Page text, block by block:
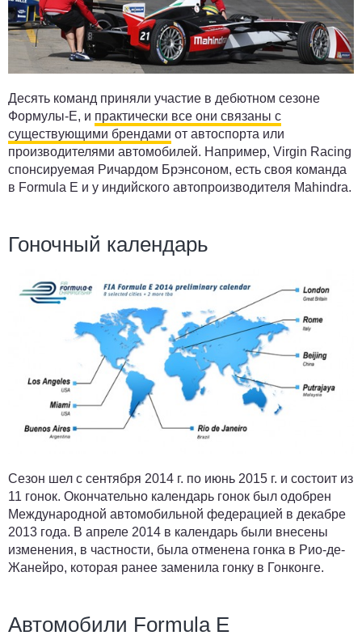
Десять команд приняли участие в дебютном сезоне
Формулы-Е, и практически все они связаны с
существующими брендами от автоспорта или
производителями автомобилей. Например, Virgin Racing
спонсируемая Ричардом Брэнсоном, есть своя команда
в Formula E и у индийского автопроизводителя Mahindra.
Гоночный календарь
Сезон шел с сентября 2014 г. по июнь 2015 г. и состоит из
11 гонок. Окончательно календарь гонок был одобрен
Международной автомобильной федерацией в декабре
2013 года. В апреле 2014 в календарь были внесены
изменения, в частности, была отменена гонка в Рио-де-
Жанейро, которая ранее заменила гонку в Гонконге.
Автомобили Formula E